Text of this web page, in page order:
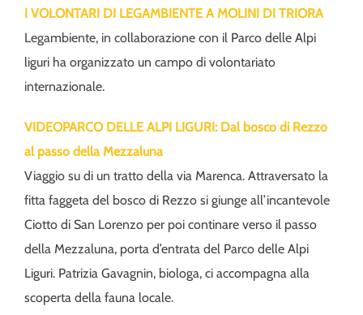
I VOLONTARI DI LEGAMBIENTE A MOLINI DI TRIORA
Legambiente, in collaborazione con il Parco delle Alpi
liguri ha organizzato un campo di volontariato
internazionale.
VIDEOPARCO DELLE ALPI LIGURI: Dal bosco di Rezzo
al passo della Mezzaluna
Viaggio su di un tratto della via Marenca. Attraversato la
fitta faggeta del bosco di Rezzo si giunge all’incantevole
Ciotto di San Lorenzo per poi continare verso il passo
della Mezzaluna, porta d’entrata del Parco delle Alpi
Liguri. Patrizia Gavagnin, biologa, ci accompagna alla
scoperta della fauna locale.